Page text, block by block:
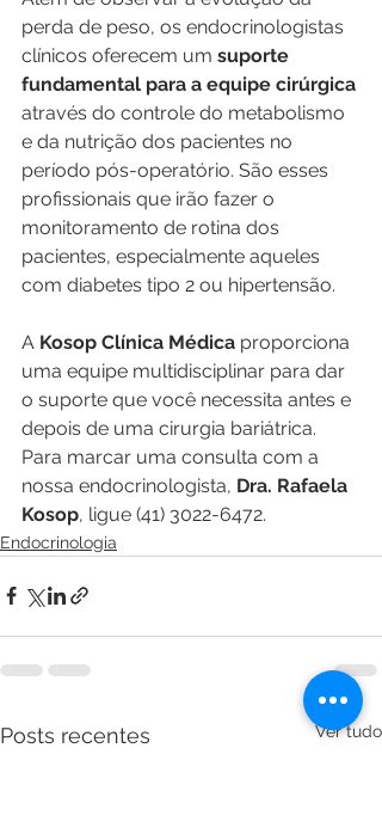
perda de peso, os endocrinologistas
clínicos oferecem um suporte
fundamental para a equipe cirúrgica
através do controle do metabolismo
e da nutrição dos pacientes no
período pós-operatório. São esses
profissionais que irão fazer o
monitoramento de rotina dos
pacientes, especialmente aqueles
com diabetes tipo 2 ou hipertensão.
A Kosop Clínica Médica proporciona
uma equipe multidisciplinar para dar
o suporte que você necessita antes e
depois de uma cirurgia bariátrica.
Para marcar uma consulta com a
nossa endocrinologista, Dra. Rafaela
Kosop, ligue (41) 3022-6472.
Endocrinologia
Posts recentes Ver tudo